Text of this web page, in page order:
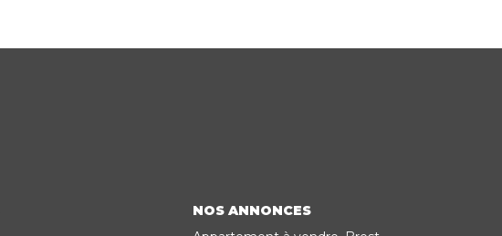
NOS ANNONCES